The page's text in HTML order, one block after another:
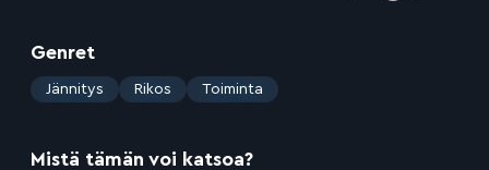
Genret
: Jännitys Rikos Toiminta
Mistä tämän voi katsoa?